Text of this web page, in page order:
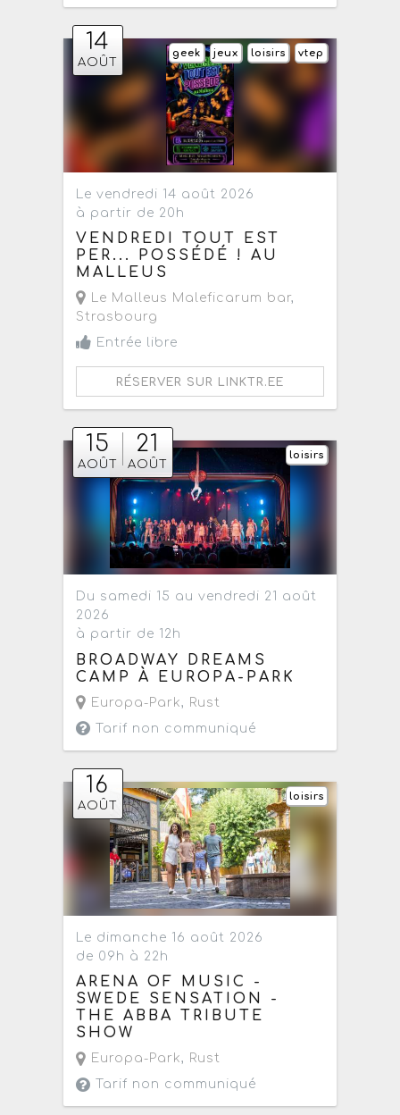
14
AOÛT
vtep
loisirs
jeux
geek
Le vendredi 14 août 2026
à partir de 20h
VENDREDI TOUT EST
PER... POSSÉDÉ ! AU
MALLEUS
Le Malleus Maleficarum bar,
Strasbourg
Entrée libre
RÉSERVER SUR LINKTR.EE
15
AOÛT
21
AOÛT
loisirs
Du samedi 15 au vendredi 21 août
2026
à partir de 12h
BROADWAY DREAMS
CAMP À EUROPA-PARK
Europa-Park, Rust
Tarif non communiqué
16
AOÛT
loisirs
Le dimanche 16 août 2026
de 09h à 22h
ARENA OF MUSIC -
SWEDE SENSATION -
THE ABBA TRIBUTE
SHOW
Europa-Park, Rust
Tarif non communiqué